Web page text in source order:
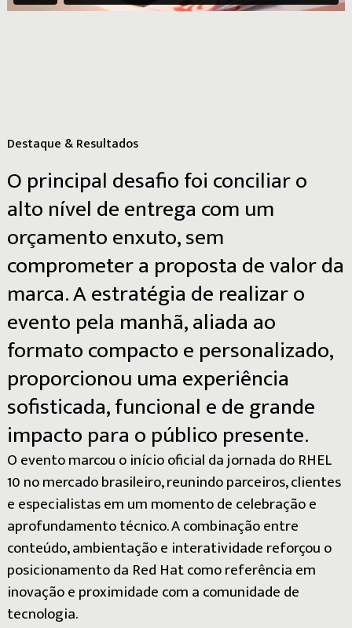
Destaque & Resultados
Oprincipaldesafiofoiconciliaro
altoníveldeentregacomum
orçamentoenxuto,sem
comprometera propostadevalorda
marca.Aestratégiaderealizaro
eventopela manhã,aliadaao
formatocompactoepersonalizado,
proporcionouumaexperiência
sofisticada,funcionaledegrande
impactoparaopúblicopresente.
O evento marcou o início oficial da jornada do RHEL
10 no mercado brasileiro, reunindo parceiros, clientes
e especialistas em um momento de celebração e
aprofundamento técnico. A combinação entre
conteúdo, ambientação e interatividade reforçou o
posicionamento da Red Hat como referência em
inovação e proximidade com a comunidade de
tecnologia.